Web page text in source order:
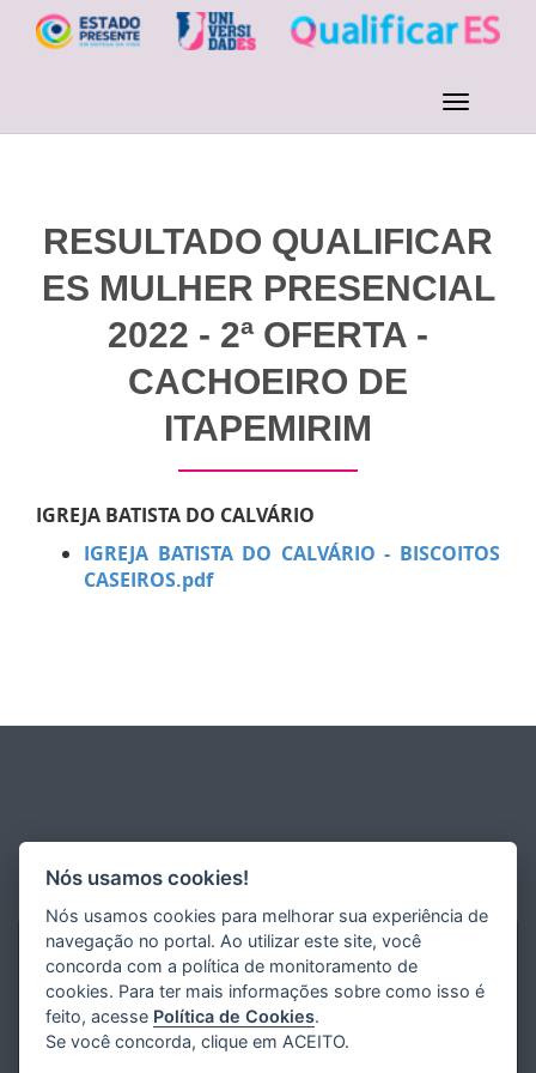
RESULTADO QUALIFICAR
ES MULHER PRESENCIAL
2022 - 2ª OFERTA -
CACHOEIRO DE
ITAPEMIRIM
IGREJA BATISTA DO CALVÁRIO
IGREJA BATISTA DO CALVÁRIO - BISCOITOS
CASEIROS.pdf
Nós usamos cookies!
Nós usamos cookies para melhorar sua experiência de
navegação no portal. Ao utilizar este site, você
concorda com a política de monitoramento de
cookies. Para ter mais informações sobre como isso é
feito, acesse Política de Cookies.
Se você concorda, clique em ACEITO.